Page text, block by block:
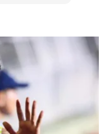
lalu makan.